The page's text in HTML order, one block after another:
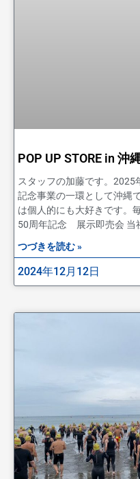
POP UP STORE in 沖
スタッフの加藤です。2025
記念事業の一環として沖縄
は個人的にも大好きです。
50周年記念 展示即売会 当
つづきを読む »
2024年12月12日